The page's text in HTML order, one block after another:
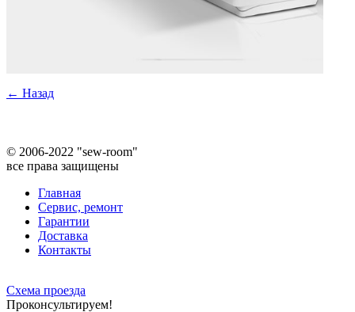
← Назад
© 2006-2022 "sew-room"
все права защищены
Главная
Сервис, ремонт
Гарантии
Доставка
Контакты
Схема проезда
Проконсультируем!